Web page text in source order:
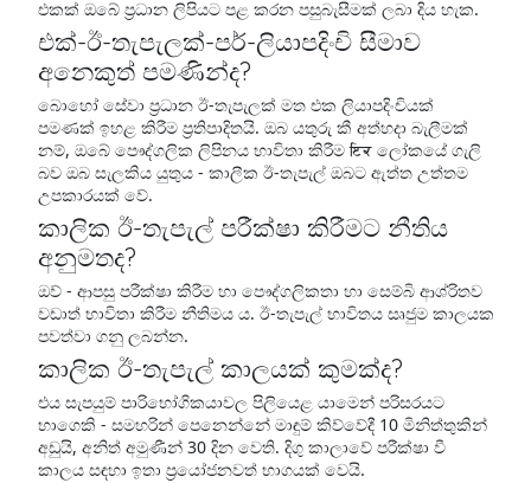
එකක් ඔබේ ප්‍රධාන ලිපියට පළ කරන පසුබැසීමක් ලබා දිය හැක.
එක්-ඊ-තැපැලක්-පර්-ලියාපදිංචි සීමාව
අනෙකුත් පමණින්ද?
බොහෝ සේවා ප්‍රධාන ඊ-තැපැලක් මත එක ලියාපදිංචියක්
පමණක් ඉහළ කිරීම ප්‍රතිපාදිතයි. ඔබ යතුරු කී අත්හදා බැලීමක්
නම්, ඔබේ පෞද්ගලික ලිපිනය භාවිතා කිරීම ਇਕ ලෝකයේ ගැලි
බව ඔබ සැලකිය යුතුය - කාලීක ඊ-තැපැල් ඔබට ඇත්ත උත්තම
උපකාරයක් වේ.
කාලික ඊ-තැපැල් පරීක්ෂා කිරීමට නීතිය
අනුමතද?
ඔව් - ආපසු පරීක්ෂා කිරීම හා පෞද්ගලිකතා හා සෙම්බි ආශ්රිතව
වඩාත් භාවිතා කිරීම නීතිමය ය. ඊ-තැපැල් භාවිතය සෘජුම කාලයක
පවත්වා ගනු ලබන්න.
කාලික ඊ-තැපැල් කාලයක් කුමක්ද?
එය සැපයුම් පාරිභෝගිකයාවල පිලියෙළ යාමෙන් පරිසරයට
භාගෙකි - සමහරින් පෙනෙන්නේ මාඳුම් කිව්වේදී 10 මිනිත්තුකින්
අඩුයි, අනිත් අමුණීන් 30 දින වෙති. දිගු කාලාවේ පරීක්ෂා වී
කාලය සඳහා ඉතා ප්‍රයෝජනවත් භාගයක් වෙයි.